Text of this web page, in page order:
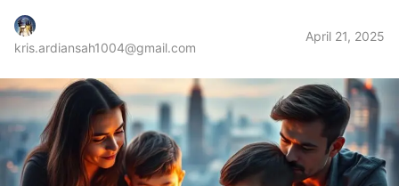
kris.ardiansah1004@gmail.com
April 21, 2025